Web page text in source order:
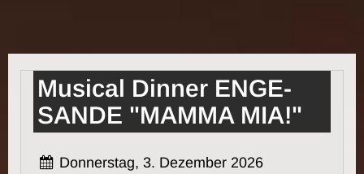
Musical Dinner ENGE-
SANDE "MAMMA MIA!"
Donnerstag, 3. Dezember 2026